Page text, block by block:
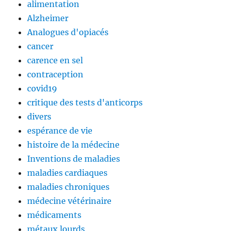
alimentation
Alzheimer
Analogues d'opiacés
cancer
carence en sel
contraception
covid19
critique des tests d'anticorps
divers
espérance de vie
histoire de la médecine
Inventions de maladies
maladies cardiaques
maladies chroniques
médecine vétérinaire
médicaments